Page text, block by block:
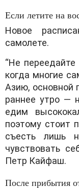
Если летите на
Новое
самолете.
“Не
когда многие
Азию, основной
раннее утро —
едим
поэтому стоит
съесть лишь
чувствовать
Петр Кайфаш.
После прибытия